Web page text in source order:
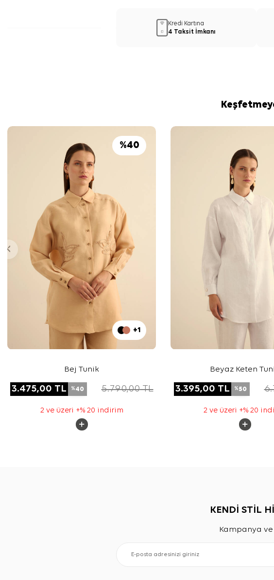
Kredi Kartına
4 Taksit İmkanı
%40
+1
Bej Tunik
3.475,00 TL %40 5.790,00TL
2 ve üzeri +% 20 indirim
Beyaz Keten
3.395,00 TL %50
2 ve üzeri +% 20
KENDİ STİL
Kampanya